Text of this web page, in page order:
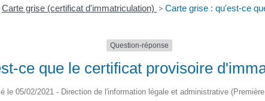
Carte grise (certificat d'immatriculation) > Carte grise : qu'est-ce
Question-réponse
ce que le certificat provisoire
le 05/02/2021 - Direction de l'information légale et administrative